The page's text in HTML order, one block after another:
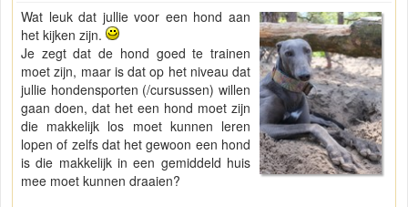
Wat leuk dat jullie voor een hond aan
het kijken zijn.
Je zegt dat de hond goed te trainen
moet zijn, maar is dat op het niveau dat
jullie hondensporten (/cursussen) willen
gaan doen, dat het een hond moet zijn
die makkelijk los moet kunnen leren
lopen of zelfs dat het gewoon een hond
is die makkelijk in een gemiddeld huis
mee moet kunnen draaien?